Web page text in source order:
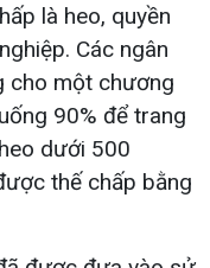
là heo, quyền
Các ngân
cho một chương
90% để trang
dưới 500
thế chấp bằng